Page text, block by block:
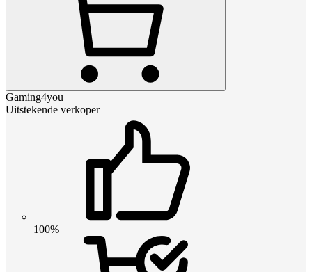
Gaming4you
Uitstekende verkoper
100%